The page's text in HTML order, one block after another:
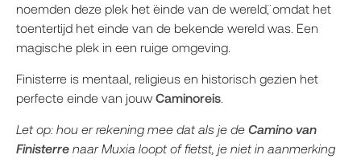
noemden deze plek het ¨einde van de wereld¨, omdat het
toentertijd het einde van de bekende wereld was. Een
magische plek in een ruige omgeving.
Finisterre is mentaal, religieus en historisch gezien het
perfecte einde van jouw Caminoreis
Let op: hou er rekening mee dat als je de Camino van
Finisterre naar Muxia loopt of fietst, je niet in aanmerking